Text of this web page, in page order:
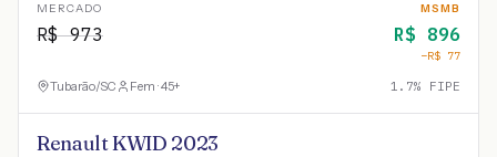
MERCADO
R$973
MSMB
R$ 896
−R$ 77
Tubarão/SC Fem · 45+ 1.7% FIPE
Renault KWID 2023